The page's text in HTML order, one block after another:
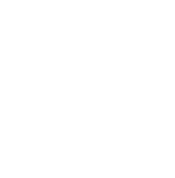
y relevante, así
de Nexford
a comunidades de
en todo el